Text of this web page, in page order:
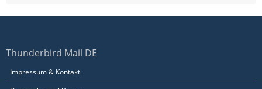
Thunderbird Mail DE
Impressum & Kontakt